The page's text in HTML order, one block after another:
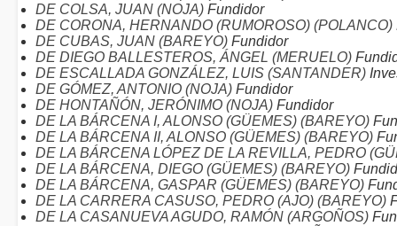
DE COLSA, JUAN (NOJA) Fundidor
DE CORONA, HERNANDO (RUMOROSO) (POLANCO)
DE CUBAS, JUAN (BAREYO) Fundidor
DE DIEGO BALLESTEROS, ÁNGEL (MERUELO)
DE ESCALLADA GONZÁLEZ, LUIS (SANTANDER)
DE GÓMEZ, ANTONIO (NOJA) Fundidor
DE HONTAÑÓN, JERÓNIMO (NOJA) Fundidor
DE LA BÁRCENA I, ALONSO (GÜEMES) (BAREYO)
DE LA BÁRCENA II, ALONSO (GÜEMES) (BAREYO)
DE LA BÁRCENA LÓPEZ DE LA REVILLA, PEDRO
DE LA BÁRCENA, DIEGO (GÜEMES) (BAREYO)
DE LA BÁRCENA, GASPAR (GÜEMES) (BAREYO)
DE LA CARRERA CASUSO, PEDRO (AJO) (BAREYO)
DE LA CASANUEVA AGUDO, RAMÓN (ARGOÑOS)